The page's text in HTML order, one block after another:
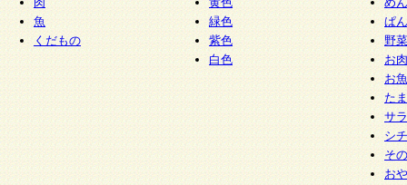
魚
くだもの
緑色
紫色
白色
ぱん
野
お
お
た
サ
シ
そ
お